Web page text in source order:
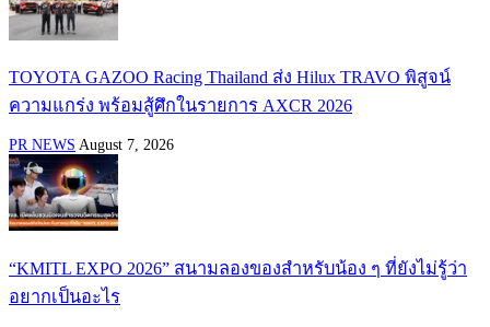
TOYOTA GAZOO Racing Thailand ส่ง Hilux TRAVO พิสูจน์
ความแกร่ง พร้อมสู้ศึกในรายการ AXCR 2026
PR NEWS August 7, 2026
“KMITL EXPO 2026” สนามลองของสำหรับน้อง ๆ ที่ยังไม่รู้ว่า
อยากเป็นอะไร